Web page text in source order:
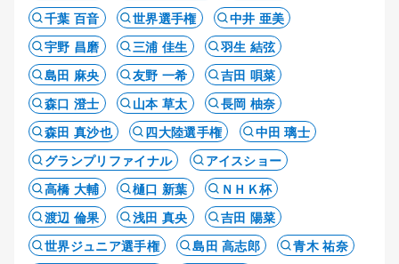
千葉 百音
世界選手権
中井 亜美
宇野 昌磨
三浦 佳生
羽生 結弦
島田 麻央
友野 一希
吉田 唄菜
森口 澄士
山本 草太
長岡 柚奈
森田 真沙也
四大陸選手権
中田 璃士
グランプリファイナル
アイスショー
高橋 大輔
樋口 新葉
ＮＨＫ杯
渡辺 倫果
浅田 真央
吉田 陽菜
世界ジュニア選手権
島田 高志郎
青木 祐奈